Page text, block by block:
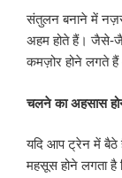
संतुलन बनाने में
अहम होते हैं। जैसे-
कमज़ोर होने लगते हैं
चलने का अहसास
यदि आप ट्रेन में बैठे
महसूस होने लगता है